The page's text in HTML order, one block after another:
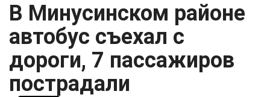
В Минусинском районе
автобус съехал с
дороги, 7 пассажиров
пострадали